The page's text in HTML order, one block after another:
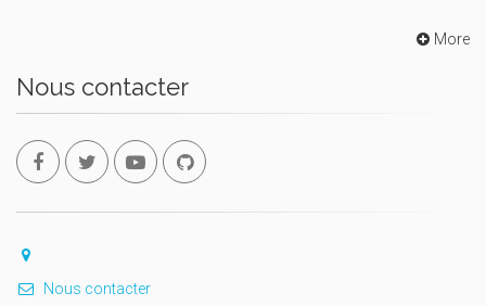
More
Nous contacter
Nous contacter